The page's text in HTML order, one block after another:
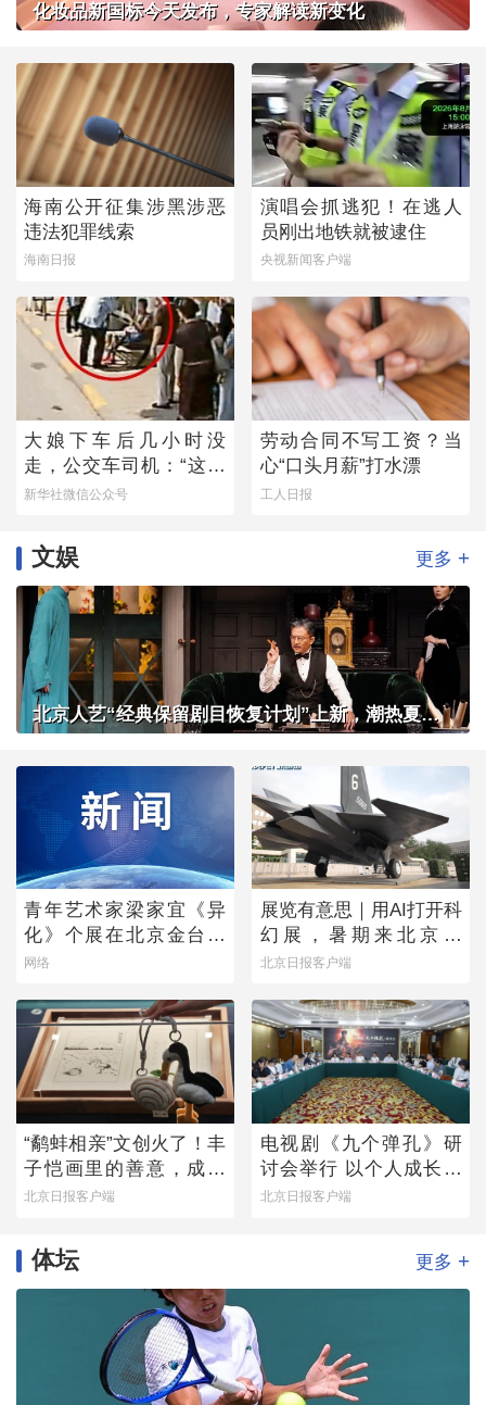
化妆品新国标今天发布，专家解读新变化
海南公开征集涉黑涉恶
违法犯罪线索
海南日报
演唱会抓逃犯！在逃人
员刚出地铁就被逮住
央视新闻客户端
大娘下车后几小时没
走，公交车司机：“这不
对劲！”
新华社微信公众号
劳动合同不写工资？当
心“口头月薪”打水漂
工人日报
文娱 更多 +
北京人艺“经典保留剧目恢复计划”上新，潮热夏夜下起一场“雷雨”
青年艺术家梁家宜《异
化》个展在北京金台艺
术馆启幕：以先锋艺术
成”的时代命题
网络
展览有意思｜用AI打开科
幻展，暑期来北京体
验“南天门计划”科幻装备
北京日报客户端
“鹬蚌相亲”文创火了！丰
子恺画里的善意，成了
可以随身携带的治愈感
北京日报客户端
电视剧《九个弹孔》研
讨会举行 以个人成长书
写信仰力量
北京日报客户端
体坛 更多 +